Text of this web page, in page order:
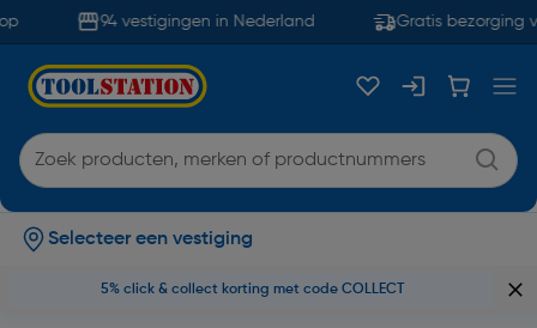
94 vestigingen in Nederland Gratis bezorging
Selecteer een vestiging
5% click & collect korting met code COLLECT